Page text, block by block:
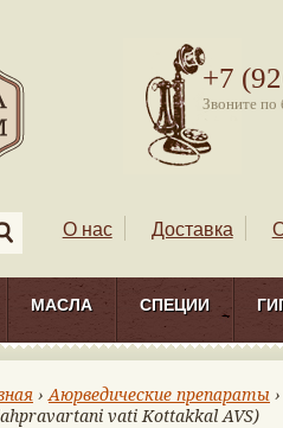
+7
Звоните по
О нас Доставка
МАСЛА СПЕЦИИ
›Аюрведические препараты
vati Kottakkal AVS)